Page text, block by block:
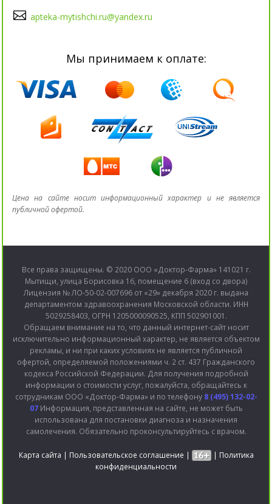
apteka-mytishchi.ru@yandex.ru
Мы принимаем к оплате:
Цена на сайте носит информационный характер и не является
публичной офертой.
Все права защищены. © 2020 ООО «Доктор-Фарма» 141021 г.
Мытищи, улица Борисовка 16, помещение 6 (вход со двора)
Лицензия № ЛО-50-02-007696 от «29» декабря 2020 г. выдана
департаментом здравоохранения Московской области. ИНН
5029258403, ОГРН 1205000090525, КПП 502901001.
Обращаем внимание на то, что данный интернет-сайт носит
исключительно информационный характер, не является объектом
рекламы, и ни при каких условиях не является публичной
офертой, определяемой положениями ч. 2 ст. 437 Гражданского
кодекса Российской Федерации. Для получения подробной
информации о стоимости услуг, пожалуйста, обращайтесь к
сотрудникам ООО «Доктор-Фарма» и по телефону 8 (495) 132-02-
07Информация, представленная на сайте, не может быть
использована для постановки диагноза и назначения
самолечения. Обязательно проконсультируйтесь с врачом.
Карта сайта | Пользовательское соглашение | | Политика
конфиденциальности